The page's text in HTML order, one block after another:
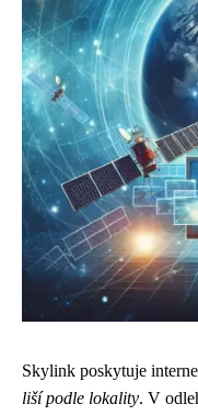
Skylink poskytuje
liší podle lokality. V